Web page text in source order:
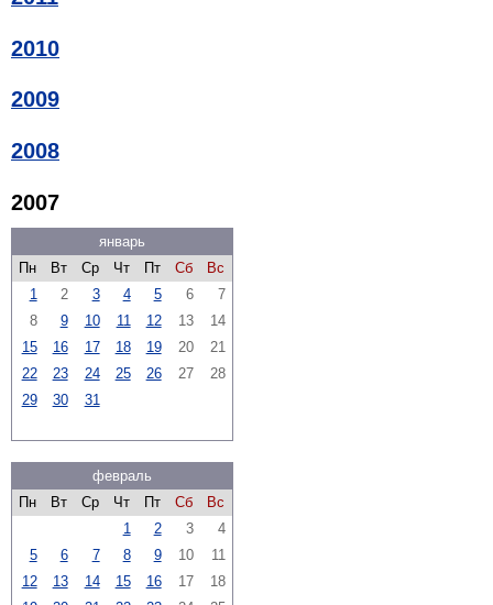
2010
2009
2008
2007
январь
Пн
Вт Ср Чт Пт Сб
Вс
1
2 3 4 5 6
7
8
9 10 11 12 13
14
15
16 17 18 19 20
21
22
23 24 25 26 27
28
29
30 31
февраль
Пн
Вт Ср Чт Пт Сб
Вс
1
2 3
4
5
6 7 8 9 10
11
12
13 14 15 16 17
18